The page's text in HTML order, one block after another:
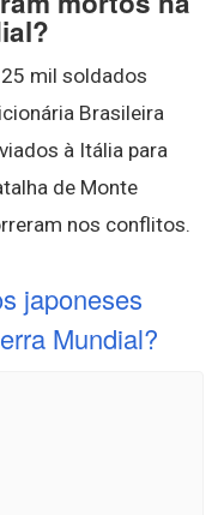
mil soldados
Brasileira
à Itália para
de Monte
nos conflitos.
japoneses
Mundial?